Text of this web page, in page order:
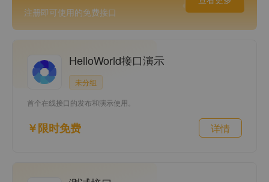
注册即可使用的免费接口
HelloWorld接口演示
未分组
首个在线接口的发布和演示使用。
￥限时免费 详情